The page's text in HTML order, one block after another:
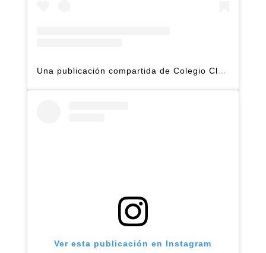
Una publicación compartida de Colegio Claret | Alto Hatillo (@clarethatillo)
Ver esta publicación en Instagram